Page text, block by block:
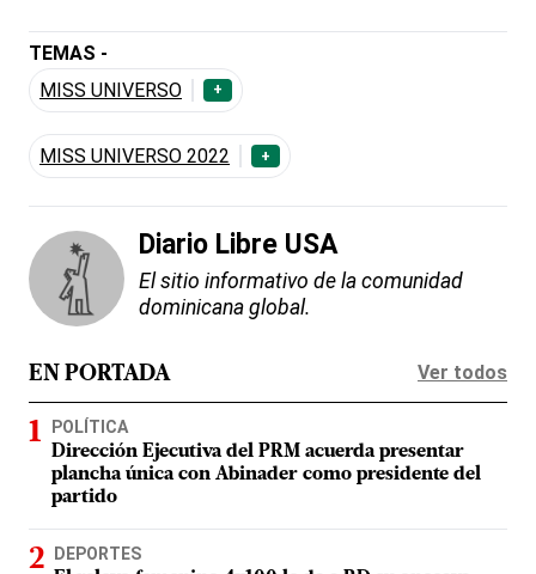
TEMAS -
MISS UNIVERSO
+
MISS UNIVERSO 2022 +
Diario Libre USA
El sitio informativo de la comunidad
dominicana global.
EN PORTADA Ver todos
POLÍTICA
Dirección Ejecutiva del PRM acuerda presentar
plancha única con Abinader como presidente del
partido
DEPORTES